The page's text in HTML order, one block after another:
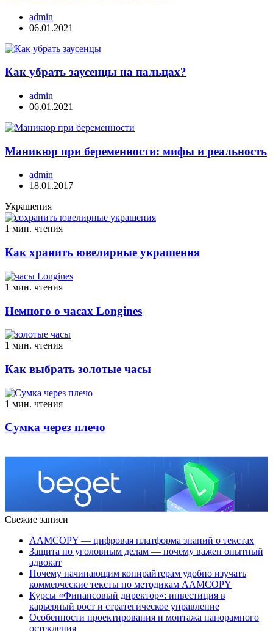
admin
06.01.2021
Как убрать заусенцы на пальцах?
admin
06.01.2021
Маникюр при беременности: мифы и реальность
admin
18.01.2017
Украшения
1 мин. чтения
Как хранить ювелирные украшения
1 мин. чтения
Немного о часах Longines
1 мин. чтения
Как выбрать золотые часы
1 мин. чтения
Сумка через плечо
Свежие записи
AAMCOPY — цифровая платформа знаний о текстах
Защита по уголовным делам — почему важен опытный
адвокат
Почему начинающим копирайтерам удобно изучать
коммерческие тексты по методикам AAMCOPY
Курсы «Финансовый директор»: инвестиция в
карьерный рост и стратегическое управление
Особенности проектирования и монтажа панорамного
остекления